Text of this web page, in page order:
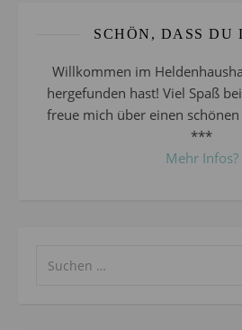
SCHÖN, DASS DU
Willkommen im
hergefunden hast! Viel Spaß
freue mich über einen
***
Mehr Infos?